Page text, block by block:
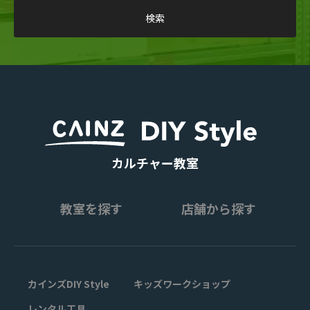
カルチャー教室
教室を探す 店舗から探す
カインズDIY Style
キッズワークショップ